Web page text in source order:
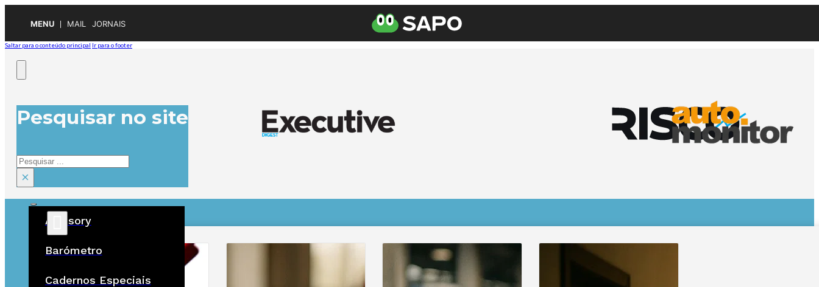
MENU MAIL JORNAIS
Saltar para o conteúdo principal Ir para o footer
Pesquisar no site
Pesquisar
×
Advisory
Barómetro
Cadernos Especiais
ÚLTIMAS